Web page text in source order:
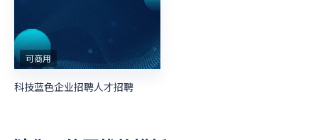
可商用
科技蓝色企业招聘人才招聘